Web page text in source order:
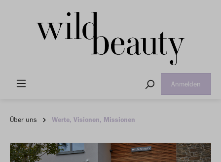
Anmelden
Über uns Werte, Visionen, Missionen